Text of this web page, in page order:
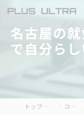
名古屋の
で自分ら
トップページ コラム